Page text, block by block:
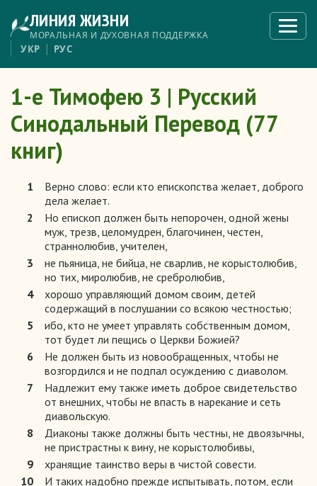
основному
содержанию
ЛИНИЯ ЖИЗНИ
МОРАЛЬНАЯ И ДУХОВНАЯ ПОДДЕРЖКА
меню
УКР РУС
1-е Тимофею 3 | Русский
Синодальный Перевод (77
книг)
1
Верно слово: если кто епископства желает, доброго
дела желает.
2
Но епископ должен быть непорочен, одной жены
муж, трезв, целомудрен, благочинен, честен,
страннолюбив, учителен,
3
не пьяница, не бийца, не сварлив, не корыстолюбив,
но тих, миролюбив, не сребролюбив,
4
хорошо управляющий домом своим, детей
содержащий в послушании со всякою честностью;
5
ибо, кто не умеет управлять собственным домом,
тот будет ли пещись о Церкви Божией?
6
Не должен быть из новообращенных, чтобы не
возгордился и не подпал осуждению с диаволом.
7
Надлежит ему также иметь доброе свидетельство
от внешних, чтобы не впасть в нарекание и сеть
диавольскую.
8
Диаконы также должны быть честны, не двоязычны,
не пристрастны к вину, не корыстолюбивы,
9
хранящие таинство веры в чистой совести.
10
И таких надобно прежде испытывать, потом, если